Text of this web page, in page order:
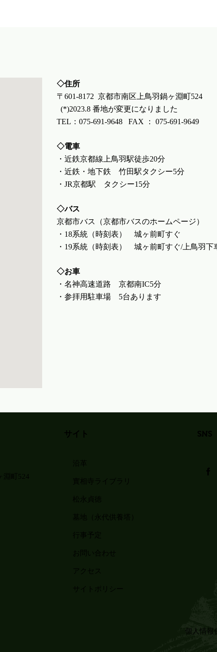
◇住所
〒601-8172 京都市南区上鳥羽鍋ヶ淵町524
(*)2023.8 番地が変更になりました
TEL：075-691-9648 FAX ： 075-691-9649
◇電車
・近鉄京都線上鳥羽駅徒歩20分
・近鉄・地下鉄 竹田駅タクシー5分
・JR京都駅 タクシー15分
◇バス
京都市バス（京都市バスのホームページ）
・18系統（時刻表） 城ヶ前町すぐ
・19系統（時刻表） 城ヶ前町すぐ/上鳥羽下
◇お車
・名神高速道路 京都南IC5分
・参拝用駐車場 5台あります
淵町524
サイト
沿革
實相寺ライブラリ
松永貞徳
墓地（永代供養塔）
行事予定
お問い合わせ
アクセス
サイトポリシー
SNS
個人情報